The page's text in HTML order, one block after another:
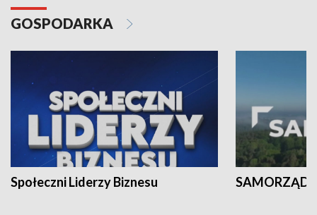
GOSPODARKA
Społeczni Liderzy Biznesu SAMORZĄD